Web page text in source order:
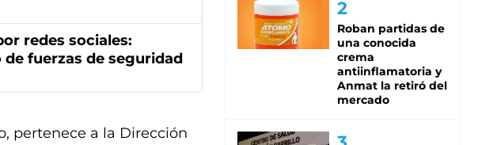
redes sociales:
fuerzas de seguridad
pertenece a la Dirección
Roban partidas de
una conocida
crema
antiinflamatoria y
Anmat la retiró del
mercado